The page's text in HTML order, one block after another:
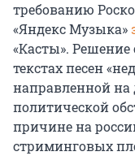
требованию
«Яндекс Музыка»
«Касты». Решение
текстах песен
направленной на
политической
причине на
стриминговых